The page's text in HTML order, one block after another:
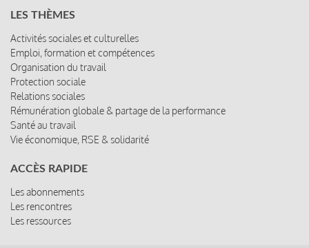
LES THÈMES
Activités sociales et culturelles
Emploi, formation et compétences
Organisation du travail
Protection sociale
Relations sociales
Rémunération globale & partage de la performance
Santé au travail
Vie économique, RSE & solidarité
ACCÈS RAPIDE
Les abonnements
Les rencontres
Les ressources